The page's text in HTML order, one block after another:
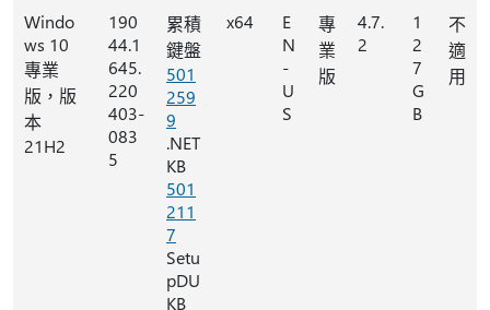
Windo
ws 10
專業
版，版
本
21H2
190
44.1
645.
220
403-
083
5
累積
鍵盤
501
259
9
.NET
KB
501
211
7
Setu
pDU
KB
x64
E
N
-
U
S
專
業
版
4.7.
2
1
2
7
G
B
不
適
用